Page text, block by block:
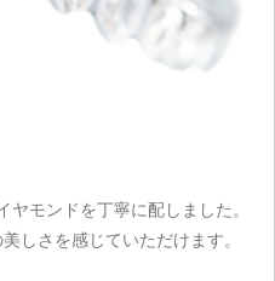
モンドを丁寧に配しました。
しさを感じていただけます。